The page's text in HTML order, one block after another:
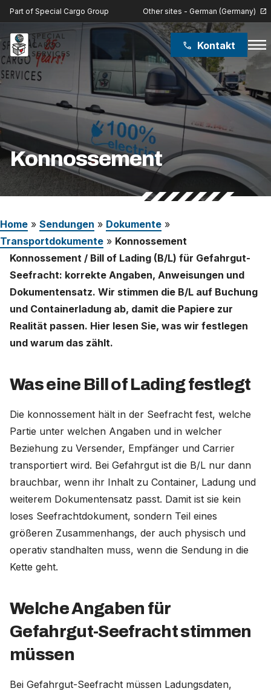
Part of Special Cargo Group Other sites - German (Germany) open_in_new
phone Kontakt menu
Konnossement
Home » Sendungen » Dokumente »
Transportdokumente » Konnossement
Konnossement / Bill of Lading (B/L) für Gefahrgut-
Seefracht: korrekte Angaben, Anweisungen und
Dokumentensatz. Wir stimmen die B/L auf Buchung
und Containerladung ab, damit die Papiere zur
Realität passen. Hier lesen Sie, was wir festlegen
und warum das zählt.
Was eine Bill of Lading festlegt
Die konnossement hält in der Seefracht fest, welche
Partie unter welchen Angaben und in welcher
Beziehung zu Versender, Empfänger und Carrier
transportiert wird. Bei Gefahrgut ist die B/L nur dann
brauchbar, wenn ihr Inhalt zu Container, Ladung und
weiterem Dokumentensatz passt. Damit ist sie kein
loses Seefrachtdokument, sondern Teil eines
größeren Zusammenhangs, der auch physisch und
operativ standhalten muss, wenn die Sendung in die
Kette geht.
Welche Angaben für
Gefahrgut-Seefracht stimmen
müssen
Bei Gefahrgut-Seefracht müssen Ladungsdaten,
Special Cargo Group
Special Cargo College
Isologic
Leistungen
Über uns
Karriere
Deutschland (Deutsch)
Nederland (Nederlands)
United States (English)